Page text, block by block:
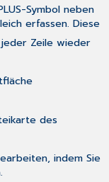
Symbol neben
erfassen. Diese
Zeile wieder
des
indem Sie